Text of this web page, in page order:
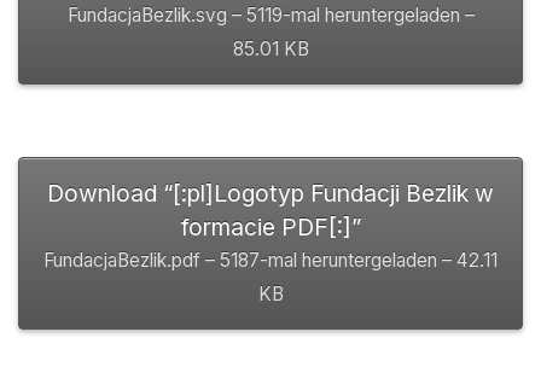
FundacjaBezlik.svg – 5119-mal heruntergeladen –
85.01 KB
Download “[:pl]Logotyp Fundacji Bezlik w
formacie PDF[:]”
FundacjaBezlik.pdf – 5187-mal heruntergeladen – 42.11
KB